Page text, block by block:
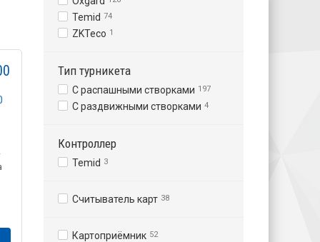
Temid 74
ZKTeco 1
Тип турникета
С распашными створками 197
С раздвижными створками 4
Контроллер
Temid 3
Считыватель карт 38
Картоприёмник 52